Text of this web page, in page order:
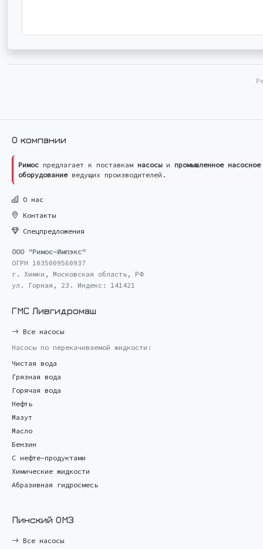
О компании
Римос предлагает к поставкам насосыи промышленное насосное
оборудованиеведущих производителей.
О нас
Контакты
Спецпредложения
ООО "Римос-Импэкс"
ОГРН 1035009560937
г. Химки, Московская область, РФ
ул. Горная, 23. Индекс: 141421
ГМС Ливгидромаш
Все насосы
Насосы по перекачиваемой жидкости:
Чистая вода
Грязная вода
Горячая вода
Нефть
Мазут
Масло
Бензин
С нефте-продуктами
Химические жидкости
Абразивная гидросмесь
Пинский ОМЗ
Все насосы